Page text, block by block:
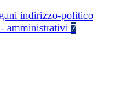
indirizzo-politico
amministrativi 7